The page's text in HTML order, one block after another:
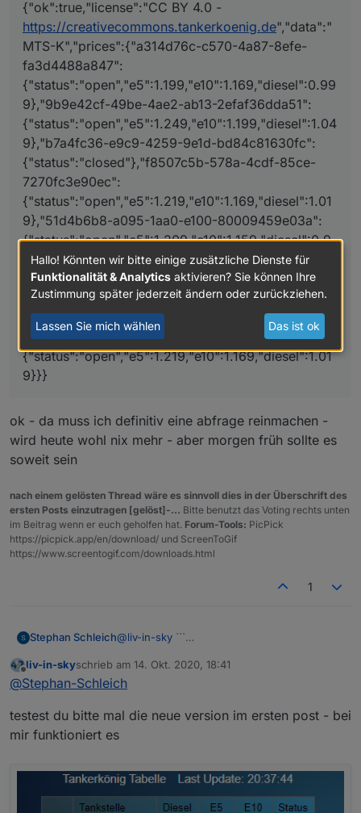
2efaf36dda51":
{"status":"open","e5":1.249,"e10":1.199,"diese
l":1.049},"b7a4fc36-e9c9-4259-9e1d-
bd84c81630fc":
{"status":"closed"},"f8507c5b-578a-4cdf-
85ce-7270fc3e90ec":
{"status":"open","e5":1.219,"e10":1.169,"diesel
":1.019},"51d4b6b8-a095-1aa0-e100-
80009459e03a":
{"status":"open","e5":1.209,"e10":1.159,"diese
l":0.999},"91adc4bb-c19a-4f1f-aded-
c6a645bf6821":
{"status":"open","e5":1.239,"e10":1.189,"diese
l":1.039},"91ffe312-b617-42a3-91ca-
f77128657b74":
{"status":"open","e5":1.239,"e10":1.189,"diese
a78ba98388f7":
{"status":"open","e5":1.219,"e10":1.169,"diesel
":1.019}}}
{"ok":true,"license":"CC BY 4.0 -
https://creativecommons.tankerkoenig.de","data":"
MTS-K","prices":{"a314d76c-c570-4a87-8efe-
fa3d4488a847":
{"status":"open","e5":1.199,"e10":1.169,"diesel":0.99
9},"9b9e42cf-49be-4ae2-ab13-2efaf36dda51":
{"status":"open","e5":1.249,"e10":1.199,"diesel":1.04
9},"b7a4fc36-e9c9-4259-9e1d-bd84c81630fc":
{"status":"closed"},"f8507c5b-578a-4cdf-85ce-
7270fc3e90ec":
{"status":"open","e5":1.219,"e10":1.169,"diesel":1.01
9},"51d4b6b8-a095-1aa0-e100-80009459e03a":
{"status":"open","e5":1.209,"e10":1.159,"diesel":0.9
99},"91adc4bb-c19a-4f1f-aded-c6a645bf6821":
{"status":"open","e5":1.239,"e10":1.189,"diesel":1.03
9},"91ffe312-b617-42a3-91ca-f77128657b74":
{"status":"open","e5":1.239,"e10":1.189,"diesel":1.03
9},"04052c37-16c0-4766-8b2c-a78ba98388f7":
{"status":"open","e5":1.219,"e10":1.169,"diesel":1.01
9}}}
ok - da muss ich definitiv eine abfrage reinmachen -
wird heute wohl nix mehr - aber morgen früh sollte es
soweit sein
nach einem gelösten Thread wäre es sinnvoll dies in der Überschrift des
ersten Posts einzutragen [gelöst]-... Bitte benutzt das Voting rechts unten
im Beitrag wenn er euch geholfen hat. Forum-Tools: PicPick
https://picpick.app/en/download/ und ScreenToGif
https://www.screentogif.com/downloads.html
1
Stephan Schleich@liv-in-sky ```
https://creativecommons.tankerkoenig.de","d
ata":"MTS-K","prices":{"a314d76c-c570-
{"status":"open","e5":1.199,"e10":1.169,"diesel
l":1.049},"b7a4fc36-e9c9-4259-9e1d-
{"status":"closed"},"f8507c5b-578a-4cdf-
Offline
liv-in-skyschrieb am 14. Okt. 2020, 18:41
zuletzt editiert von
@Stephan-Schleich
testest du bitte mal die neue version im ersten post - bei
mir funktioniert es
Hallo! Könnten wir bitte einige zusätzliche Dienste für
Funktionalität & Analytics aktivieren? Sie können Ihre
Zustimmung später jederzeit ändern oder zurückziehen.
Lassen Sie mich wählen Das ist ok